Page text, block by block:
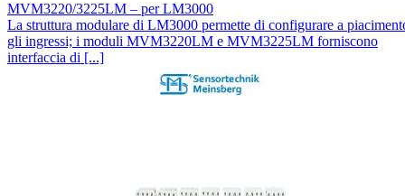
MVM3220/3225LM – per LM3000
La struttura modulare di LM3000 permette di configurare a
gli ingressi; i moduli MVM3220LM e MVM3225LM forniscono
interfaccia di [...]